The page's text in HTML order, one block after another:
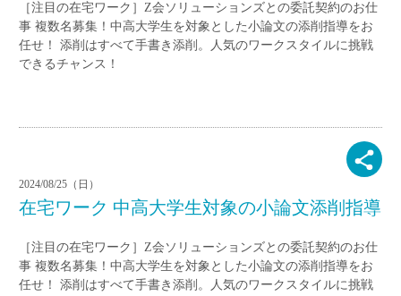
［注目の在宅ワーク］Z会ソリューションズとの委託契約のお仕
事 複数名募集！中高大学生を対象とした小論文の添削指導をお
任せ！ 添削はすべて手書き添削。人気のワークスタイルに挑戦
できるチャンス！
2024/08/25（日）
在宅ワーク 中高大学生対象の小論文添削指導
［注目の在宅ワーク］Z会ソリューションズとの委託契約のお仕
事 複数名募集！中高大学生を対象とした小論文の添削指導をお
任せ！ 添削はすべて手書き添削。人気のワークスタイルに挑戦